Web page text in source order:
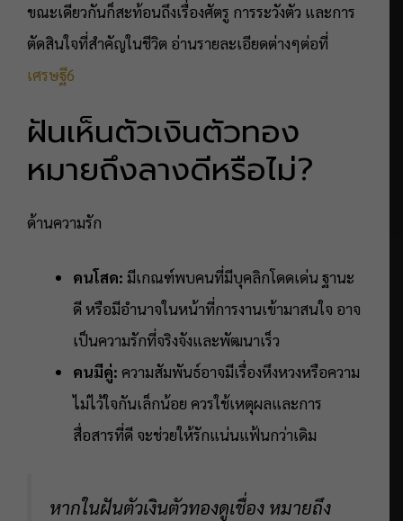
ขณะเดียวกันก็สะท้อนถึงเรื่องศัตรู การระวังตัว และการ
ตัดสินใจที่สำคัญในชีวิต อ่านรายละเอียดต่างๆต่อที่
เศรษฐี6
ฝันเห็นตัวเงินตัวทอง
หมายถึงลางดีหรือไม่?
ด้านความรัก
คนโสด: มีเกณฑ์พบคนที่มีบุคลิกโดดเด่น ฐานะ
ดี หรือมีอำนาจในหน้าที่การงานเข้ามาสนใจ อาจ
เป็นความรักที่จริงจังและพัฒนาเร็ว
คนมีคู่: ความสัมพันธ์อาจมีเรื่องหึงหวงหรือความ
ไม่ไว้ใจกันเล็กน้อย ควรใช้เหตุผลและการ
สื่อสารที่ดี จะช่วยให้รักแน่นแฟ้นกว่าเดิม
หากในฝันตัวเงินตัวทองดูเชื่อง หมายถึง